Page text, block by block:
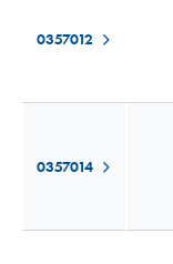
0357012
0357014